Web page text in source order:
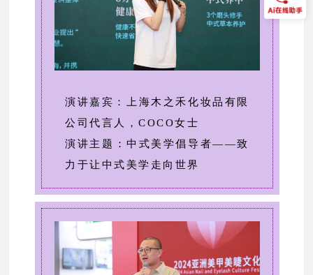
演讲嘉宾：上海木之禾化妆品有限
公司代言人，COCO女士
演讲主题：中式美学倡导者——致
力于让中式美学走向世界